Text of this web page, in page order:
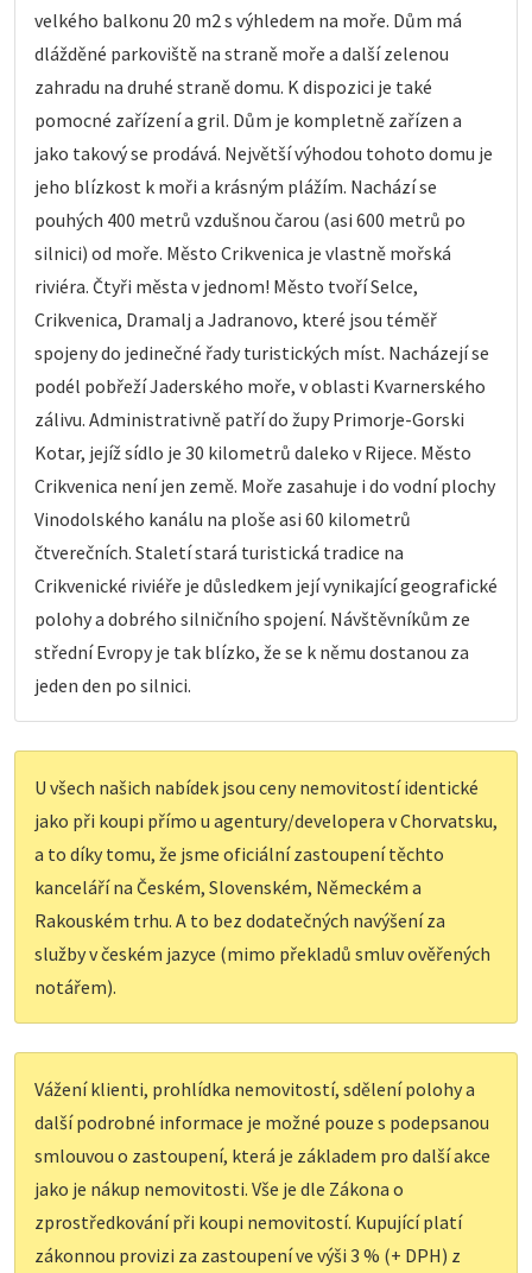
velkého balkonu 20 m2 s výhledem na moře. Dům má
dlážděné parkoviště na straně moře a další zelenou
zahradu na druhé straně domu. K dispozici je také
pomocné zařízení a gril. Dům je kompletně zařízen a
jako takový se prodává. Největší výhodou tohoto domu je
jeho blízkost k moři a krásným plážím. Nachází se
pouhých 400 metrů vzdušnou čarou (asi 600 metrů po
silnici) od moře. Město Crikvenica je vlastně mořská
riviéra. Čtyři města v jednom! Město tvoří Selce,
Crikvenica, Dramalj a Jadranovo, které jsou téměř
spojeny do jedinečné řady turistických míst. Nacházejí se
podél pobřeží Jaderského moře, v oblasti Kvarnerského
zálivu. Administrativně patří do župy Primorje-Gorski
Kotar, jejíž sídlo je 30 kilometrů daleko v Rijece. Město
Crikvenica není jen země. Moře zasahuje i do vodní plochy
Vinodolského kanálu na ploše asi 60 kilometrů
čtverečních. Staletí stará turistická tradice na
Crikvenické riviéře je důsledkem její vynikající geografické
polohy a dobrého silničního spojení. Návštěvníkům ze
střední Evropy je tak blízko, že se k němu dostanou za
jeden den po silnici.
U všech našich nabídek jsou ceny nemovitostí identické
jako při koupi přímo u agentury/developera v Chorvatsku,
a to díky tomu, že jsme oficiální zastoupení těchto
kanceláří na Českém, Slovenském, Německém a
Rakouském trhu. A to bez dodatečných navýšení za
služby v českém jazyce (mimo překladů smluv ověřených
notářem).
Vážení klienti, prohlídka nemovitostí, sdělení polohy a
další podrobné informace je možné pouze s podepsanou
smlouvou o zastoupení, která je základem pro další akce
jako je nákup nemovitosti. Vše je dle Zákona o
zprostředkování při koupi nemovitostí. Kupující platí
zákonnou provizi za zastoupení ve výši 3 % (+ DPH) z